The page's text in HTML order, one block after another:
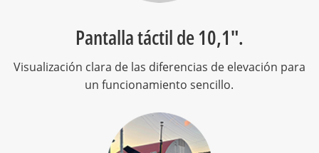
Pantalla táctil de 10,1".
Visualización clara de las diferencias de elevación para
un funcionamiento sencillo.